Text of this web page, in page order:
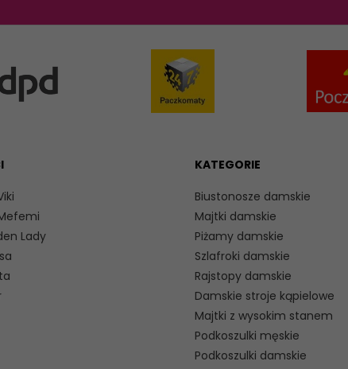
Lady
KATEGORIE
Biustonosze damskie
Majtki damskie
Piżamy damskie
Szlafroki damskie
Rajstopy damskie
Damskie stroje kąpielowe
Majtki z wysokim stanem
Podkoszulki męskie
Podkoszulki damskie